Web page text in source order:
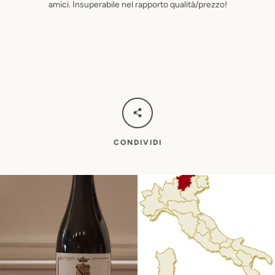
amici. Insuperabile nel rapporto qualità/prezzo!
CONDIVIDI